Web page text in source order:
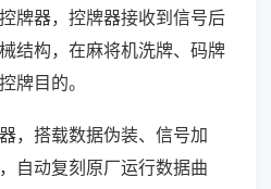
牌器，控牌器接收到信号后
结构，在麻将机洗牌、码牌
牌目的。
，搭载数据伪装、信号加
自动复刻原厂运行数据曲